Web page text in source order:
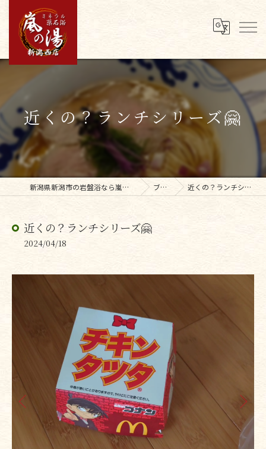
近くの？ランチシリーズ🤗
新潟県新潟市の岩盤浴なら嵐の湯新潟西店 ブログ 近くの？ランチシリーズ🤗
近くの？ランチシリーズ🤗
2024/04/18